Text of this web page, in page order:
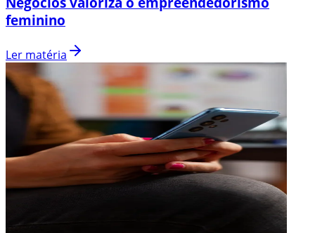
feminino
Ler matéria